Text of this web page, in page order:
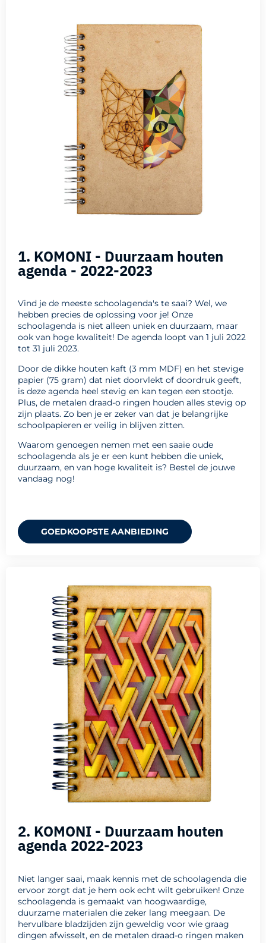
1. KOMONI - Duurzaam houten
agenda - 2022-2023
Vind je de meeste schoolagenda's te saai? Wel, we
hebben precies de oplossing voor je! Onze
schoolagenda is niet alleen uniek en duurzaam, maar
ook van hoge kwaliteit! De agenda loopt van 1 juli 2022
tot 31 juli 2023.
Door de dikke houten kaft (3 mm MDF) en het stevige
papier (75 gram) dat niet doorvlekt of doordruk geeft,
is deze agenda heel stevig en kan tegen een stootje.
Plus, de metalen draad-o ringen houden alles stevig op
zijn plaats. Zo ben je er zeker van dat je belangrijke
schoolpapieren er veilig in blijven zitten.
Waarom genoegen nemen met een saaie oude
schoolagenda als je er een kunt hebben die uniek,
duurzaam, en van hoge kwaliteit is? Bestel de jouwe
vandaag nog!
GOEDKOOPSTE AANBIEDING
2. KOMONI - Duurzaam houten
agenda 2022-2023
Niet langer saai, maak kennis met de schoolagenda die
ervoor zorgt dat je hem ook echt wilt gebruiken! Onze
schoolagenda is gemaakt van hoogwaardige,
duurzame materialen die zeker lang meegaan. De
hervulbare bladzijden zijn geweldig voor wie graag
dingen afwisselt, en de metalen draad-o ringen maken